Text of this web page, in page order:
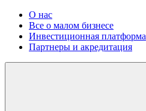
О нас
Все о малом бизнесе
Инвестиционная платформа
Партнеры и акредитация